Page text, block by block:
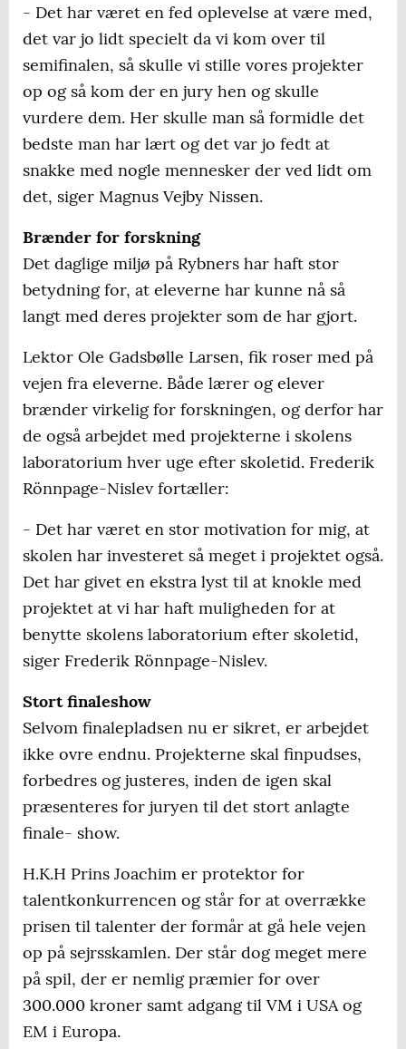
- Det har været en fed oplevelse at være med,
det var jo lidt specielt da vi kom over til
semifinalen, så skulle vi stille vores projekter
op og så kom der en jury hen og skulle
vurdere dem. Her skulle man så formidle det
bedste man har lært og det var jo fedt at
snakke med nogle mennesker der ved lidt om
det, siger Magnus Vejby Nissen.
Brænder for forskning
Det daglige miljø på Rybners har haft stor
betydning for, at eleverne har kunne nå så
langt med deres projekter som de har gjort.
Lektor Ole Gadsbølle Larsen, fik roser med på
vejen fra eleverne. Både lærer og elever
brænder virkelig for forskningen, og derfor har
de også arbejdet med projekterne i skolens
laboratorium hver uge efter skoletid. Frederik
Rönnpage-Nislev fortæller:
- Det har været en stor motivation for mig, at
skolen har investeret så meget i projektet også.
Det har givet en ekstra lyst til at knokle med
projektet at vi har haft muligheden for at
benytte skolens laboratorium efter skoletid,
siger Frederik Rönnpage-Nislev.
Stort finaleshow
Selvom finalepladsen nu er sikret, er arbejdet
ikke ovre endnu. Projekterne skal finpudses,
forbedres og justeres, inden de igen skal
præsenteres for juryen til det stort anlagte
finale- show.
H.K.H Prins Joachim er protektor for
talentkonkurrencen og står for at overrække
prisen til talenter der formår at gå hele vejen
op på sejrsskamlen. Der står dog meget mere
på spil, der er nemlig præmier for over
300.000 kroner samt adgang til VM i USA og
EM i Europa.